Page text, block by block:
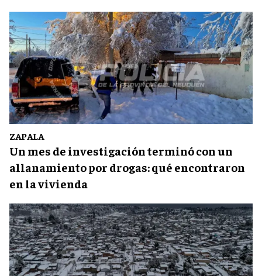
ZAPALA
Un mes de investigación terminó con un
allanamiento por drogas: qué encontraron
en la vivienda